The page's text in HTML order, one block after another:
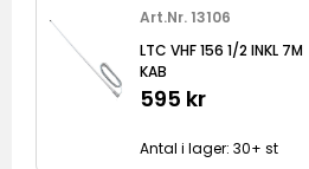
Art.Nr. 13106
LTC VHF 156 1/2 INKL 7M
KAB
595 kr
Antal i lager: 30+ st